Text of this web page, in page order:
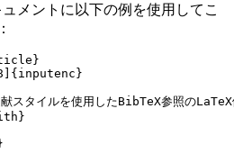
メントに以下の例を使用してこ
}
]{ inputenc }
タイルを使用したBibTeX参照の